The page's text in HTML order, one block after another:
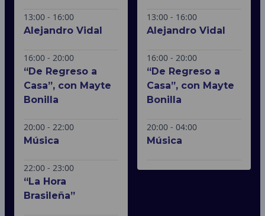
13:00 - 16:00
Alejandro Vidal
16:00 - 20:00
“De Regreso a
Casa”, con Mayte
Bonilla
20:00 - 22:00
Música
22:00 - 23:00
“La Hora
Brasileña”
13:00 - 16:00
Alejandro Vidal
16:00 - 20:00
“De Regreso a
Casa”, con Mayte
Bonilla
20:00 - 04:00
Música